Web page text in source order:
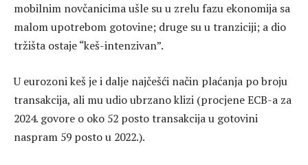
mobilnim novčanicima ušle su u zrelu fazu ekonomija sa
malom upotrebom gotovine; druge su u tranziciji; a dio
tržišta ostaje “keš-intenzivan”.
U eurozoni keš je i dalje najčešći način plaćanja po broju
transakcija, ali mu udio ubrzano klizi (procjene ECB-a za
2024. govore o oko 52 posto transakcija u gotovini
naspram 59 posto u 2022.).